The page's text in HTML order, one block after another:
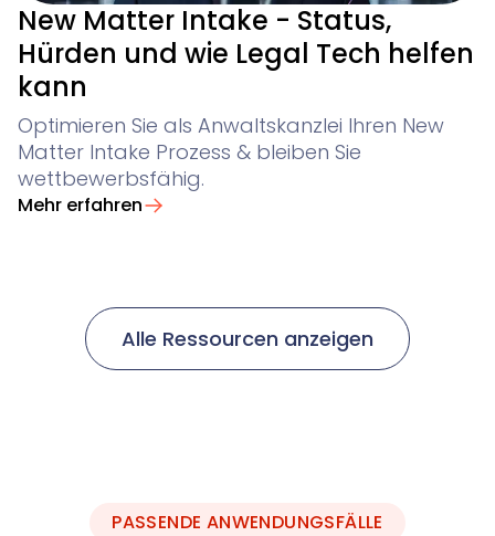
New Matter Intake - Status,
Hürden und wie Legal Tech helfen
kann
Optimieren Sie als Anwaltskanzlei Ihren New
Matter Intake Prozess & bleiben Sie
wettbewerbsfähig.
Mehr erfahren
Alle Ressourcen anzeigen
PASSENDE ANWENDUNGSFÄLLE